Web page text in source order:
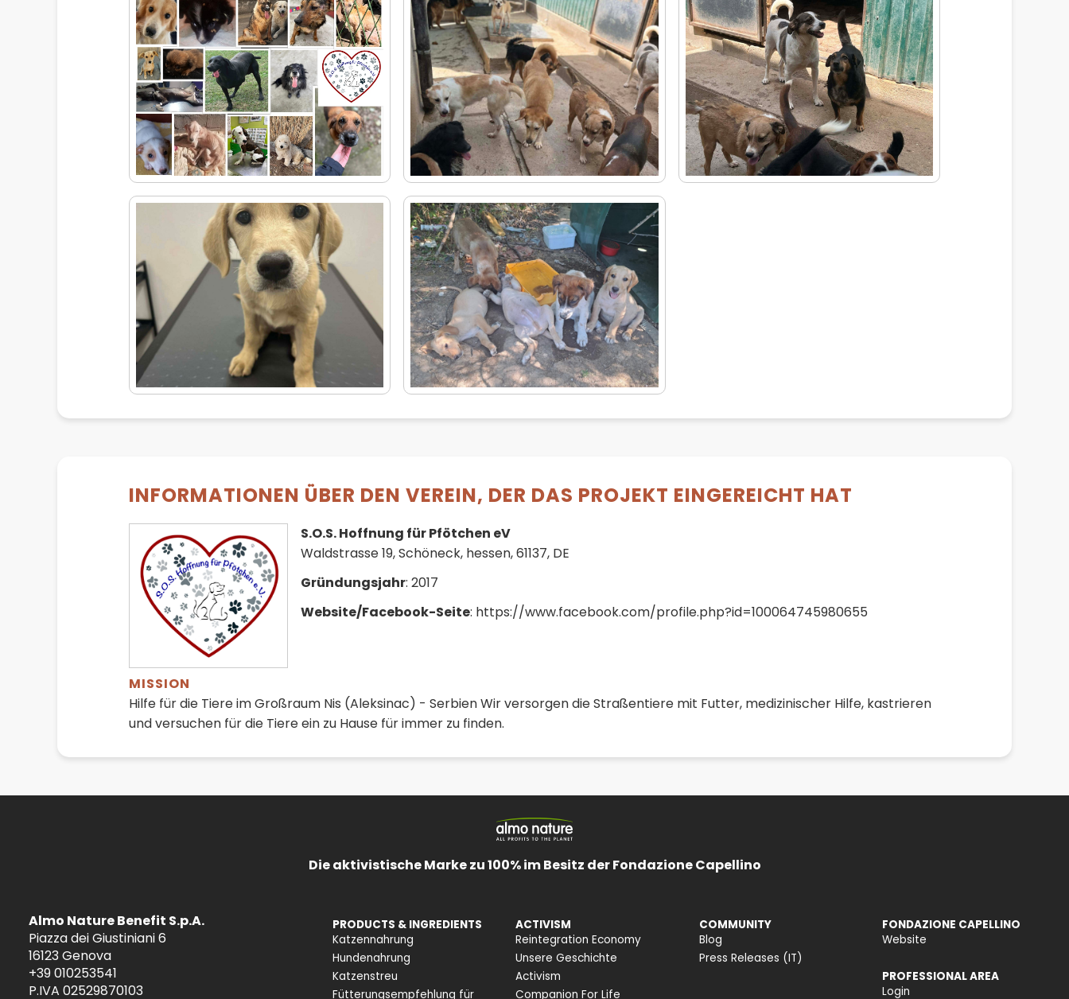
INFORMATIONEN ÜBER DEN VEREIN, DER DAS PROJEKT EINGEREICHT HAT
S.O.S. Hoffnung für Pfötchen eV
Waldstrasse 19, Schöneck, hessen, 61137, DE
Gründungsjahr: 2017
Website/Facebook-Seite: https://www.facebook.com/profile.php?id=100064745980655
MISSION
Hilfe für die Tiere im Großraum Nis (Aleksinac) - Serbien Wir versorgen die Straßentiere mit Futter, medizinischer Hilfe, kastrieren
und versuchen für die Tiere ein zu Hause für immer zu finden.
Die aktivistische Marke zu 100% im Besitz der Fondazione Capellino
Almo Nature Benefit S.p.A.
Piazza dei Giustiniani 6
16123 Genova
+39 010253541
P.IVA 02529870103
PRODUCTS & INGREDIENTS
Katzennahrung
Hundenahrung
Katzenstreu
Fütterungsempfehlung für
ACTIVISM
Reintegration Economy
Unsere Geschichte
Activism
Companion For Life
COMMUNITY
Blog
Press Releases (IT)
FONDAZIONE CAPELLINO
Website
PROFESSIONAL AREA
Login